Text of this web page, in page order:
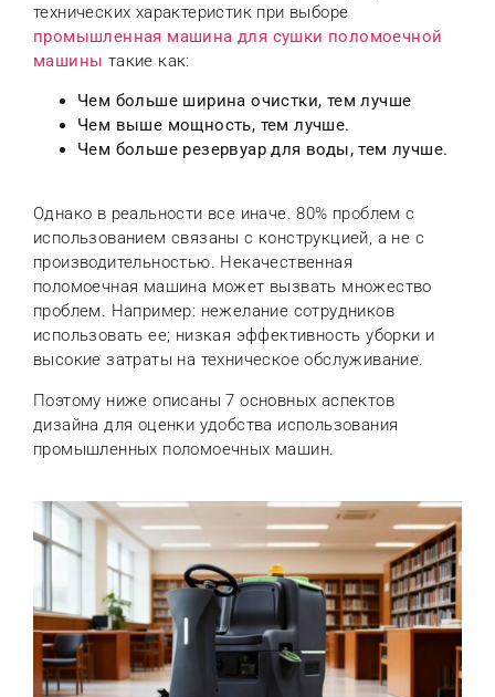
технических характеристик при выборе
промышленная машина для сушки поломоечной
машины такие как:
Чем больше ширина очистки, тем лучше
Чем выше мощность, тем лучше.
Чем больше резервуар для воды, тем лучше.
Однако в реальности все иначе. 80% проблем с
использованием связаны с конструкцией, а не с
производительностью. Некачественная
поломоечная машина может вызвать множество
проблем. Например: нежелание сотрудников
использовать ее; низкая эффективность уборки и
высокие затраты на техническое обслуживание.
Поэтому ниже описаны 7 основных аспектов
дизайна для оценки удобства использования
промышленных поломоечных машин.